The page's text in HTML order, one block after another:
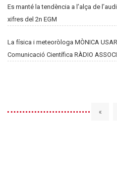
Es manté la tendència a l’alça de
xifres del 2n EGM
La física i meteoròloga MÒNICA
Comunicació Científica RÀDIO
«